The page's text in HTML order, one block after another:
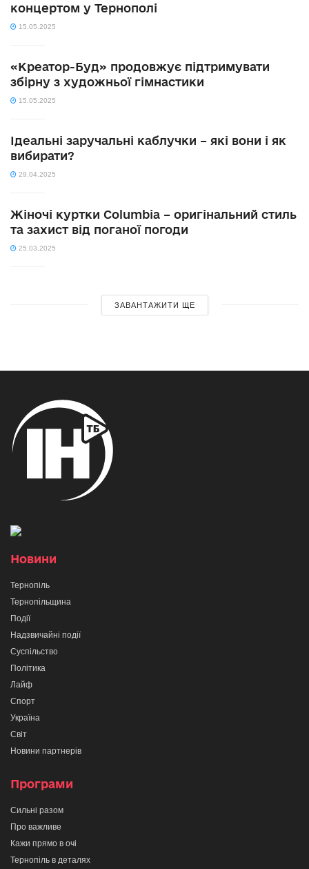
концертом у Тернополі
15.05.2025
«Креатор-Буд» продовжує підтримувати
збірну з художньої гімнастики
15.05.2025
Ідеальні заручальні каблучки – які вони і як
вибирати?
29.04.2025
Жіночі куртки Columbia – оригінальний стиль
та захист від поганої погоди
25.03.2025
ЗАВАНТАЖИТИ ЩЕ
Новини
Тернопіль
Тернопільщина
Події
Надзвичайні події
Суспільство
Політика
Лайф
Спорт
Україна
Світ
Новини партнерів
Програми
Сильні разом
Про важливе
Кажи прямо в очі
Тернопіль в деталях